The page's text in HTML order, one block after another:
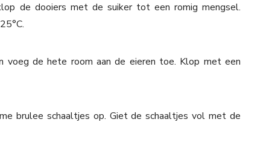
de dooiers met de suiker tot een romig mengsel.
de hete room aan de eieren toe. Klop met een
brulee schaaltjes op. Giet de schaaltjes vol met de